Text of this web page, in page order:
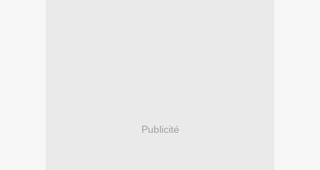
Publicité